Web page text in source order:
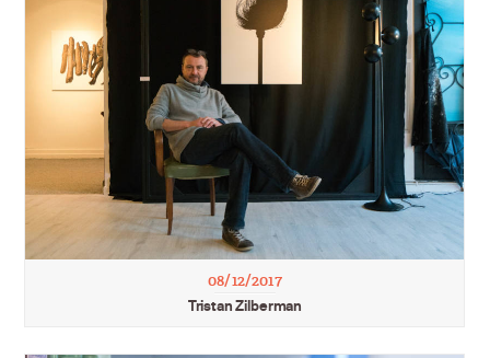
08/12/2017
Tristan Zilberman